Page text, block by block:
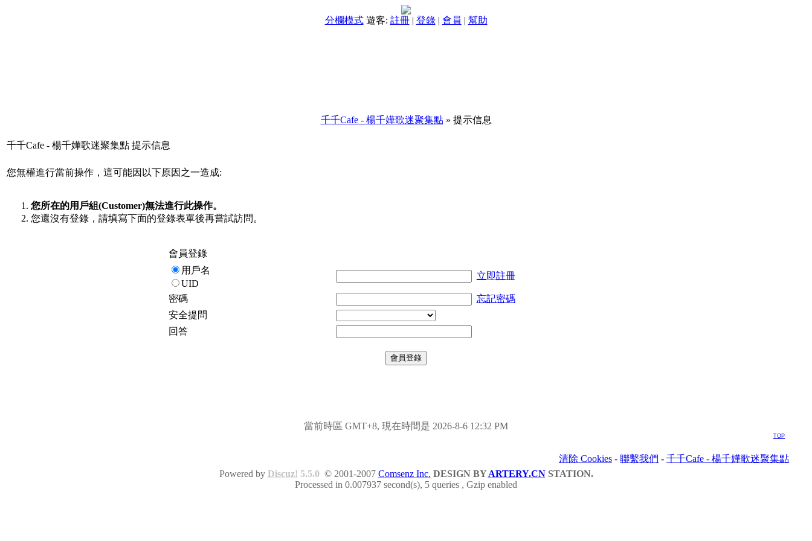
分欄模式 遊客: 註冊| 登錄| 會員 | 幫助
千千Cafe - 楊千嬅歌迷聚集點» 提示信息
千千Cafe - 楊千嬅歌迷聚集點 提示信息
您無權進行當前操作，這可能因以下原因之一造成:
您所在的用戶組(Customer)無法進行此操作。
您還沒有登錄，請填寫下面的登錄表單後再嘗試訪問。
會員登錄
用戶名
UID
立即註冊
密碼
忘記密碼
安全提問
回答
當前時區 GMT+8, 現在時間是 2026-8-6 12:32 PM
TOP
清除 Cookies - 聯繫我們 - 千千Cafe - 楊千嬅歌迷聚集點
Powered by Discuz! 5.5.0 © 2001-2007 Comsenz Inc. DESIGN BY ARTERY.CNSTATION.
Processed in 0.007937 second(s), 5 queries , Gzip enabled